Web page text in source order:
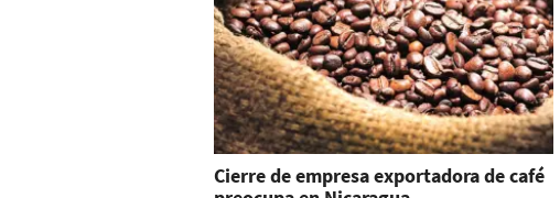
Cierre de empresa exportadora de café